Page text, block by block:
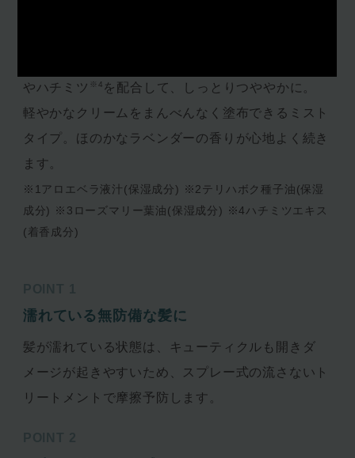
やハチミツ ※4 を配合して、しっとりつややかに。
軽やかなクリームをまんべんなく塗布できるミスト
タイプ。ほのかなラベンダーの香りが心地よく続き
ます。
※1アロエベラ液汁(保湿成分) ※2テリハボク種子油(保湿
成分) ※3ローズマリー葉油(保湿成分) ※4ハチミツエキス
(着香成分)
濡れている無防備な髪に
髪が濡れている状態は、キューティクルも開きダ
メージが起きやすいため、スプレー式の流さないト
リートメントで摩擦予防します。